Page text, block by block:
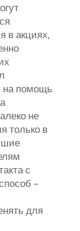
в акциях,
на помощь
не
только в
с
–
для